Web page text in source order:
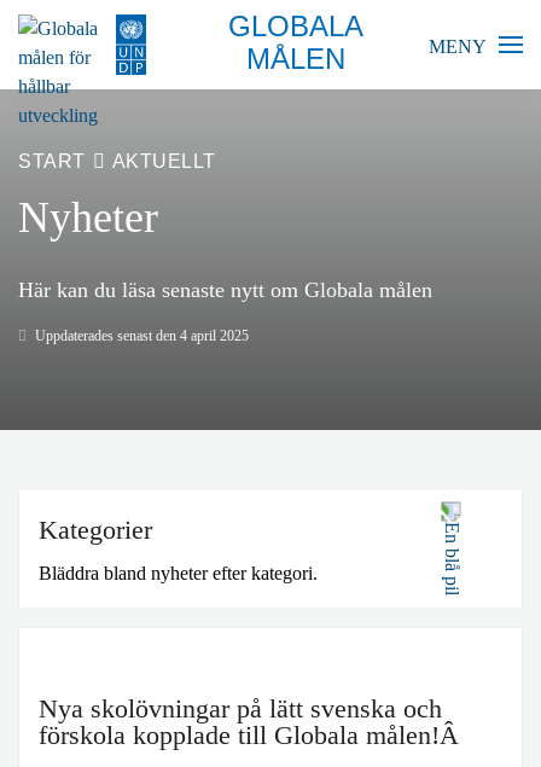
GLOBALA
MÅLEN
MENY
BLIR VÄRLDEN BÄTTRE?
GLOBALA MÅLEN
FÖRETAG
START AKTUELLT
Nyheter
Här kan du läsa senaste nytt om Globala målen
Uppdaterades senast den 4 april 2025
Kategorier
Bläddra bland nyheter efter kategori.
Nya skolövningar på lätt svenska och
förskola kopplade till Globala målen!Â